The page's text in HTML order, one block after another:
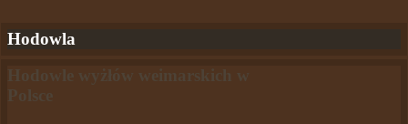
Hodowla
Hodowle wyżłów weimarskich w
Polsce